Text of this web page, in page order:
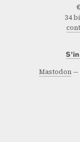
34
Mastodon